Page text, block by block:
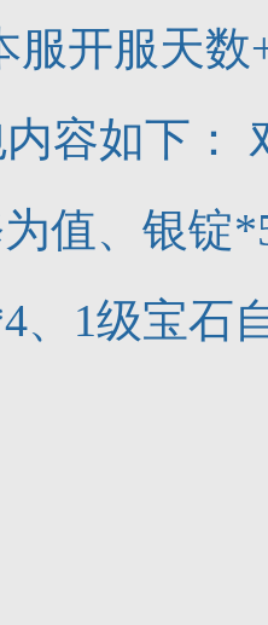
服开服天
容如下：
值、银锭
、1级宝石